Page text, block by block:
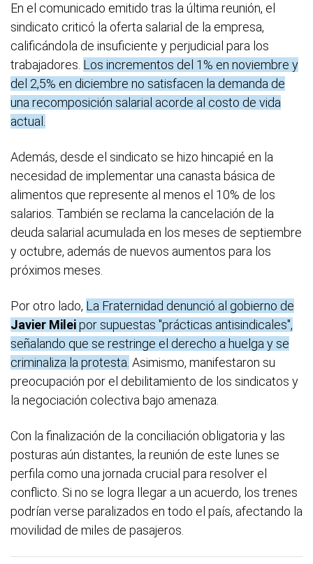
En el comunicado emitido tras la última reunión, el
sindicato criticó la oferta salarial de la empresa,
calificándola de insuficiente y perjudicial para los
trabajadores. Los incrementos del 1% en noviembre y
del 2,5% en diciembre no satisfacen la demanda de
una recomposición salarial acorde al costo de vida
actual.
Además, desde el sindicato se hizo hincapié en la
necesidad de implementar una canasta básica de
alimentos que represente al menos el 10% de los
salarios. También se reclama la cancelación de la
deuda salarial acumulada en los meses de septiembre
y octubre, además de nuevos aumentos para los
próximos meses.
Por otro lado, La Fraternidad denunció al gobierno de
Javier Mileipor supuestas "prácticas antisindicales",
señalando que se restringe el derecho a huelga y se
criminaliza la protesta. Asimismo, manifestaron su
preocupación por el debilitamiento de los sindicatos y
la negociación colectiva bajo amenaza.
Con la finalización de la conciliación obligatoria y las
posturas aún distantes, la reunión de este lunes se
perfila como una jornada crucial para resolver el
conflicto. Si no se logra llegar a un acuerdo, los trenes
podrían verse paralizados en todo el país, afectando la
movilidad de miles de pasajeros.